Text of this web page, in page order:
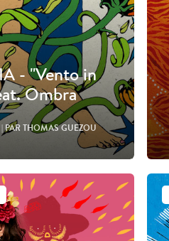
- "Vento in
Ombra
PAR THOMAS GUEZOU